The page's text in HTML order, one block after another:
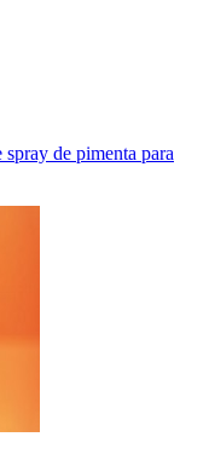
de pimenta para